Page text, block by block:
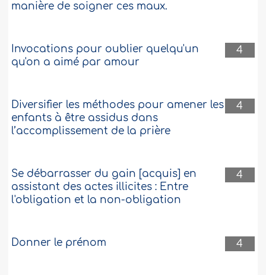
manière de soigner ces maux.
4
Invocations pour oublier quelqu'un
qu'on a aimé par amour
4
Diversifier les méthodes pour amener les
enfants à être assidus dans
l’accomplissement de la prière
4
Se débarrasser du gain [acquis] en
assistant des actes illicites : Entre
l'obligation et la non-obligation
4
Donner le prénom